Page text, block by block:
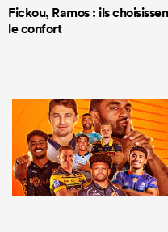
Fickou, Ramos : ils
le confort